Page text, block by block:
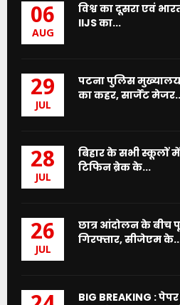
06
AUG
विश्व का दूसरा एवं
IIJS का...
29
JUL
पटना पुलिस
का कहर, सार्जेंट
28
JUL
बिहार के सभी स्कूलों
टिफिन ब्रेक के...
26
JUL
छात्र आंदोलन के बीच
गिरफ्तार, सीजेएम
BIG BREAKING :